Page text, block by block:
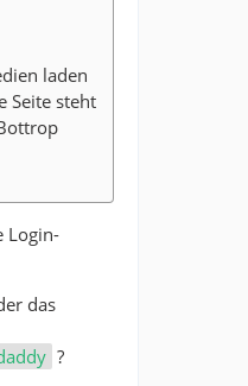
laden
Seite steht
Login-
das
?